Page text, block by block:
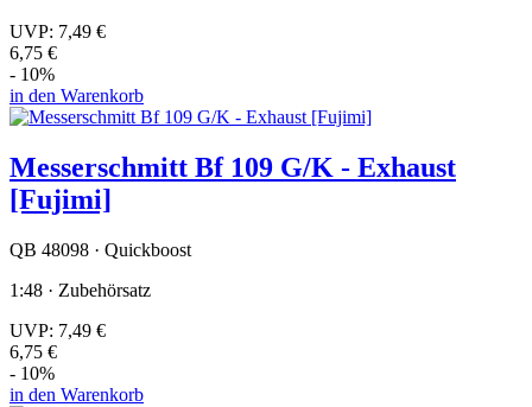
UVP: 7,49 €
6,75 €
- 10%
in den Warenkorb
Messerschmitt Bf 109 G/K - Exhaust
[Fujimi]
QB 48098 · Quickboost
1:48 · Zubehörsatz
UVP: 7,49 €
6,75 €
- 10%
in den Warenkorb